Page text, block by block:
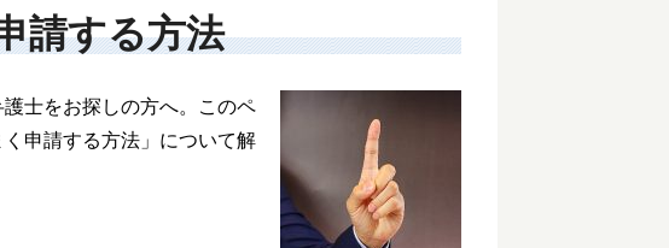
請する方法
士をお探しの方へ。このペ
申請する方法」について解